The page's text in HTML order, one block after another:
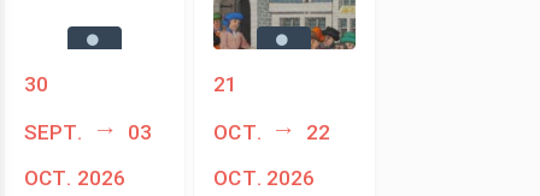
30
sept.
03
oct. 2026
21
oct.
22
oct. 2026